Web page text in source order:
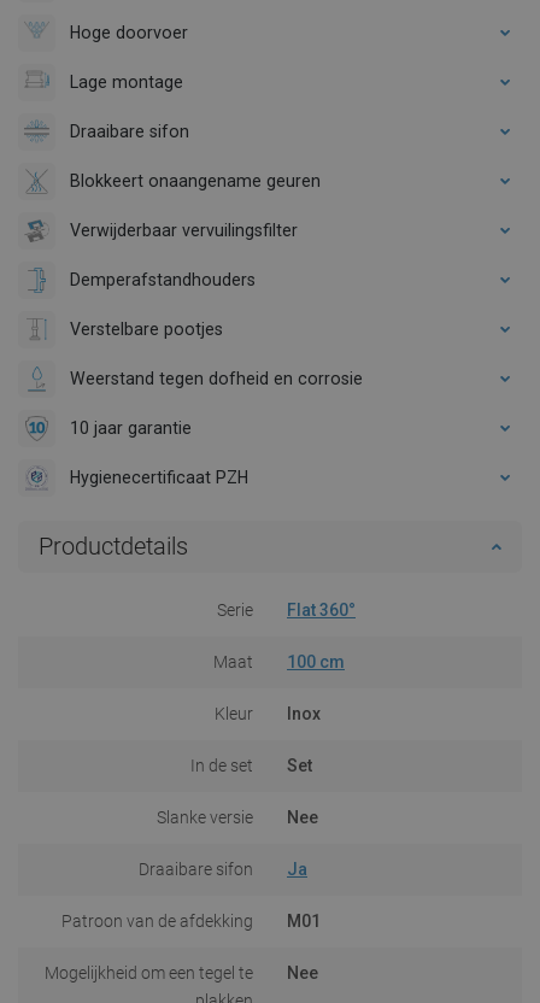
Hoge doorvoer
Lage montage
Draaibare sifon
Blokkeert onaangename geuren
Verwijderbaar vervuilingsfilter
Demperafstandhouders
Verstelbare pootjes
Weerstand tegen dofheid en corrosie
10 jaar garantie
Hygienecertificaat PZH
Productdetails
Serie Flat 360°
Maat 100 cm
Kleur Inox
In de set Set
Slanke versie Nee
Draaibare sifon Ja
Patroon van de afdekking M01
Mogelijkheid om een tegel te
Nee